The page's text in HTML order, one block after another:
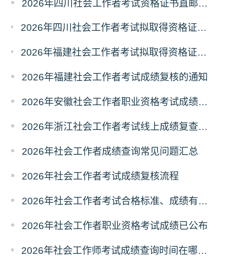
2026年四川社会工作者考试资格证书直邮领取的通知
2026年四川社会工作者考试拟取得资格证书相关人员承诺情况的公示
2026年福建社会工作者考试拟取得资格证书相关人员承诺情况的公示
2026年福建社会工作者考试成绩复核的通知
2026年安徽社会工作者职业资格考试成绩复查的通知
2026年浙江社会工作者考试线上成绩复查申请的通知
2026年社会工作者成绩查询常见问题汇总
2026年社会工作者考试成绩复核流程
2026年社会工作者考试合格标准、成绩有效期
2026年社会工作者职业资格考试成绩已公布
2026年社会工作师考试成绩查询时间在哪天？历年成绩查询时间